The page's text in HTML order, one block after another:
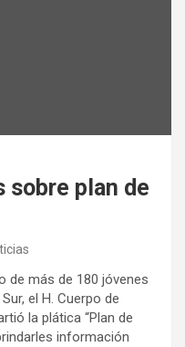
sobre plan de
de más de 180 jóvenes
el H. Cuerpo de
la plática “Plan de
información